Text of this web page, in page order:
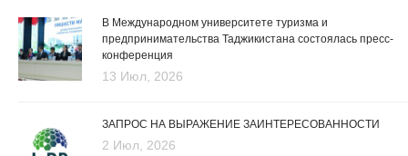
В Международном университете туризма и
предпринимательства Таджикистана состоялась пресс-
конференция
13 Июл, 2026
ЗАПРОС НА ВЫРАЖЕНИЕ ЗАИНТЕРЕСОВАННОСТИ
2 Июл, 2026